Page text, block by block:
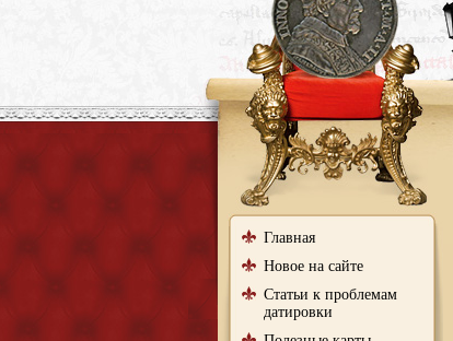
Главная
Новое на сайте
Статьи к проблемам
датировки